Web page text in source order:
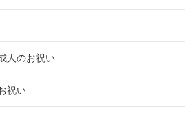
人のお祝い
祝い